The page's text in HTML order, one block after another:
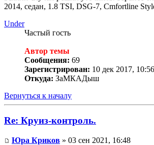
2014, седан, 1.8 TSI, DSG-7, Cmfortline
Under
Частый гость
Автор темы
Сообщения: 69
Зарегистрирован: 10 дек 2017, 10:56
Откуда: ЗаМКАДыш
Вернуться к началу
Re: Круиз-контроль.
Юра Криков » 03 сен 2021, 16:48